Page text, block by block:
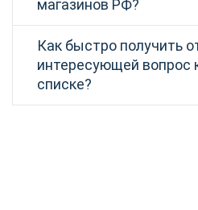
магазинов РФ?
Как быстро получить
интересующей вопрос
списке?